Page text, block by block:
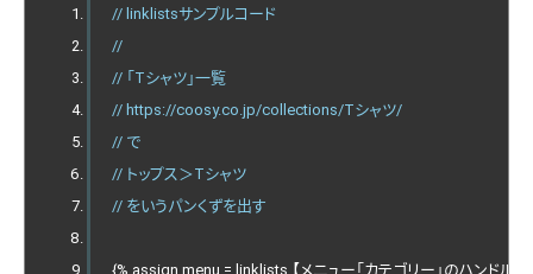
// linklistsサンプルコード
//
// 「Tシャツ」一覧
// https://coosy.co.jp/collections/Tシャツ/
// で
// トップス＞Tシャツ
// をいうパンくずを出す
{% assign menu = linklists .【メニュー「カテゴリー」のハンドル】